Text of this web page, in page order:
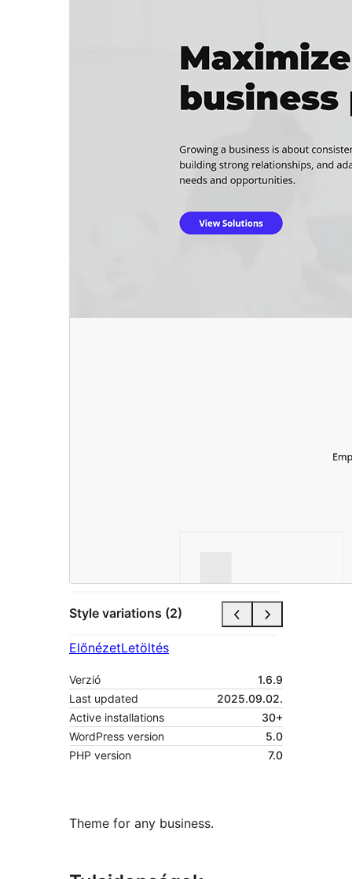
Style variations (2)
ElőnézetLetöltés
Verzió
1.6.9
Last updated
2025.09.02.
Active installations
30+
WordPress version
5.0
PHP version
7.0
Theme for any business.